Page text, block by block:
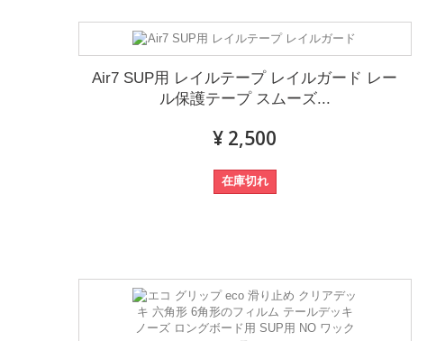
Air7 SUP用 レイルテープ レイルガード レー
ル保護テープ スムーズ...
¥ 2,500
在庫切れ